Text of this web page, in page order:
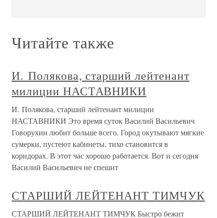
Читайте также
И. Полякова, старший лейтенант
милиции НАСТАВНИКИ
И. Полякова, старший лейтенант милиции
НАСТАВНИКИ Это время суток Василий Васильевич
Говорухин любит больше всего. Город окутывают мягкие
сумерки, пустеют кабинеты, тихо становится в
коридорах. В этот час хорошо работается. Вот и сегодня
Василий Васильевич не спешит
СТАРШИЙ ЛЕЙТЕНАНТ ТИМЧУК
СТАРШИЙ ЛЕЙТЕНАНТ ТИМЧУК Быстро бежит